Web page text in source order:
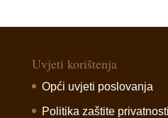
Uvjeti korištenja
Opći uvjeti poslovanja
Politika zaštite privatnosti